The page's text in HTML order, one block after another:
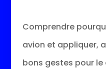
Comprendre
avion et appliquer,
bons gestes pour